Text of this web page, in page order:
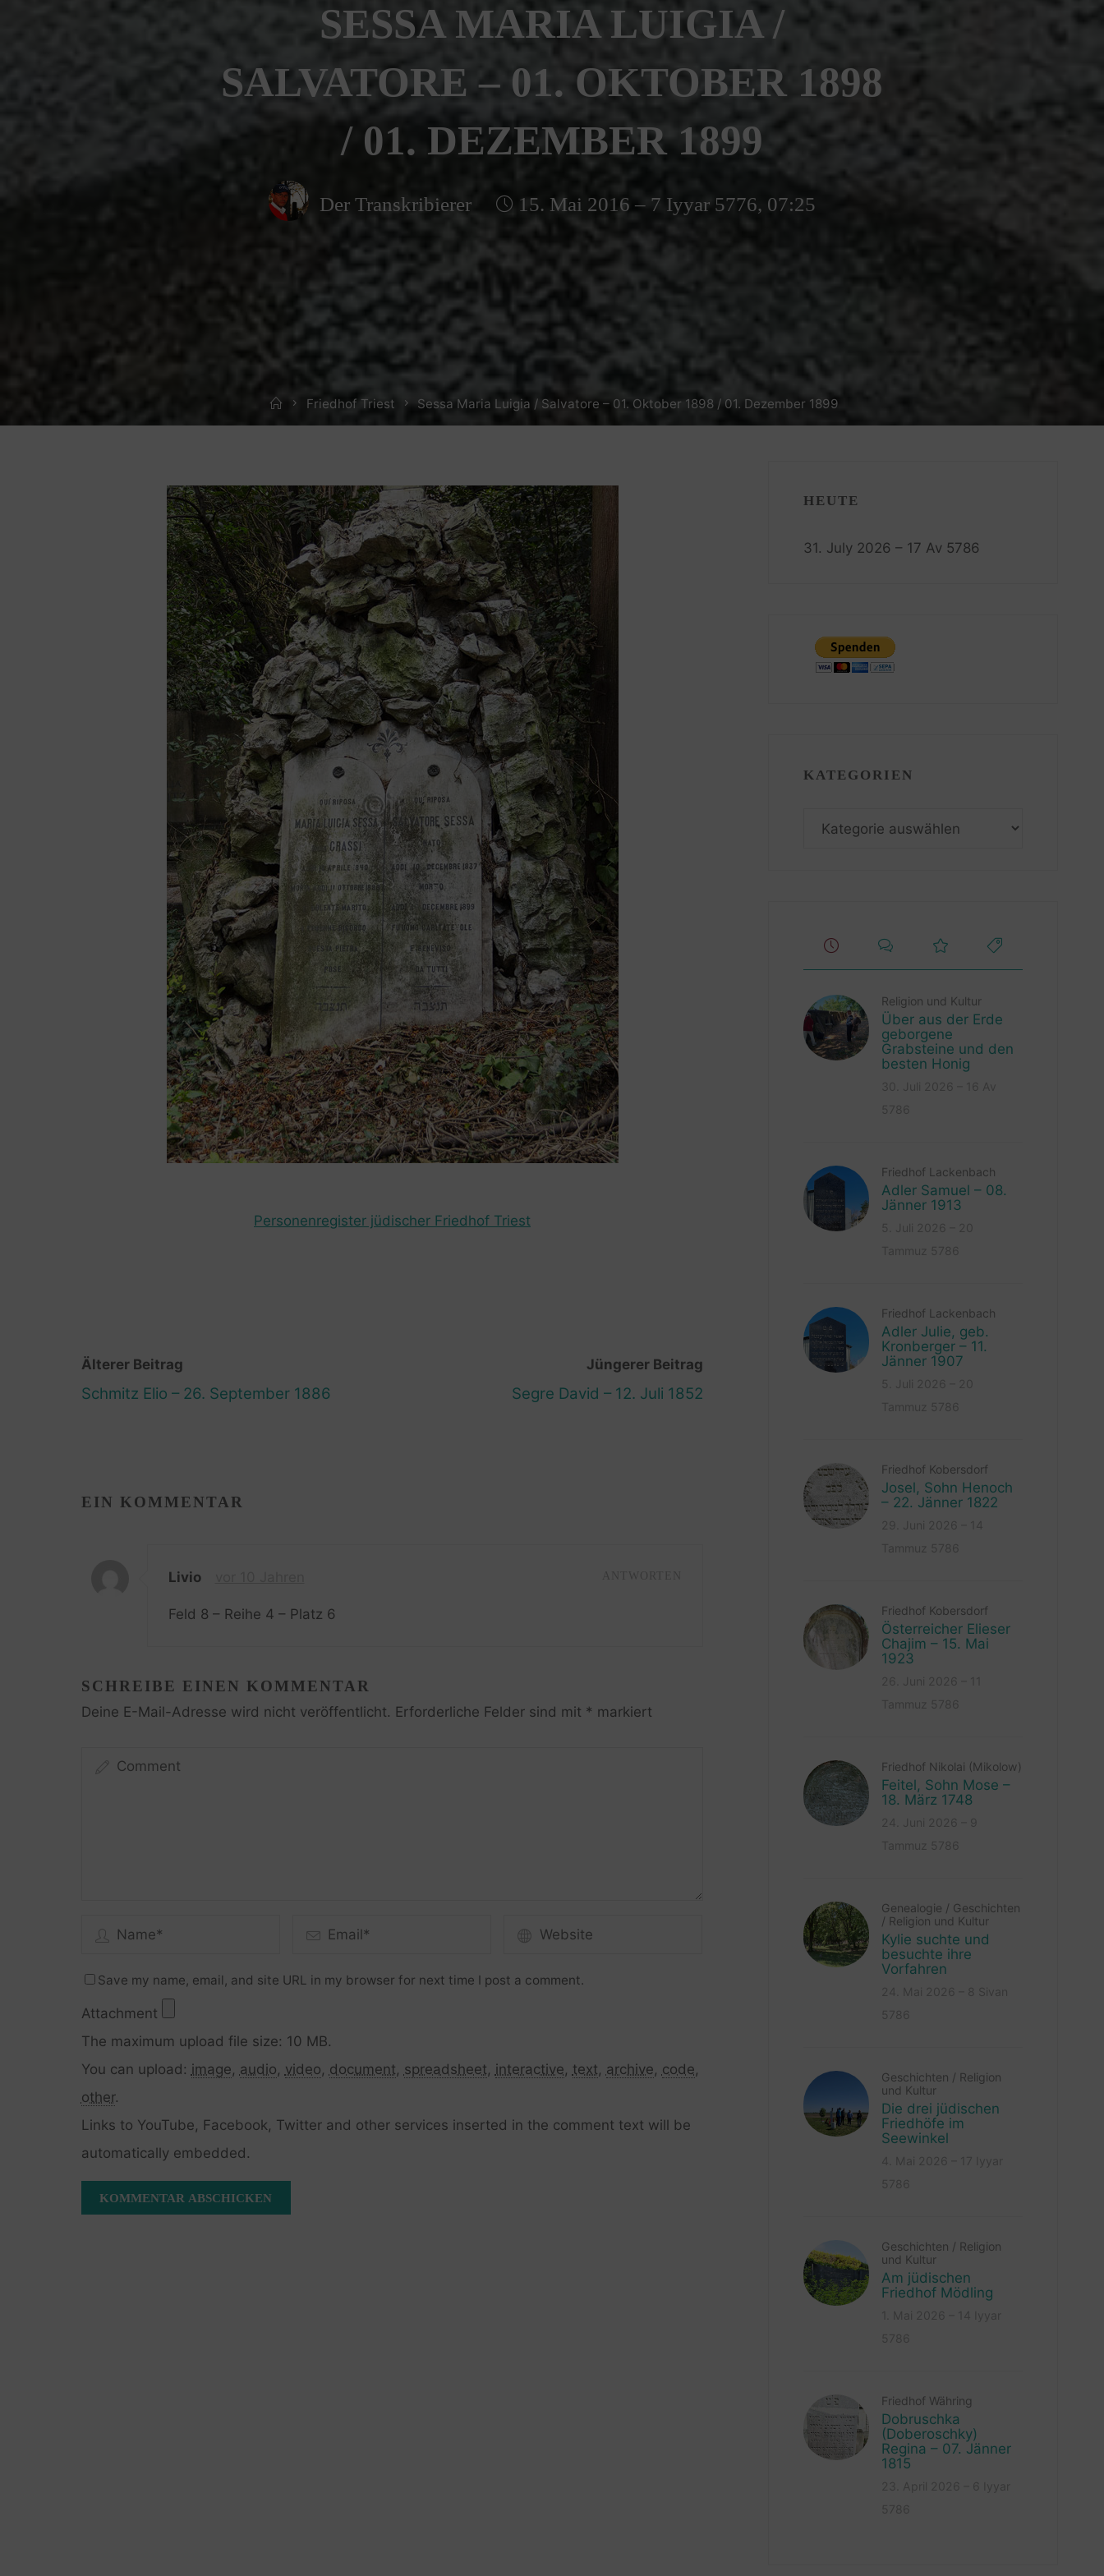
SESSA MARIA LUIGIA /
SALVATORE – 01. OKTOBER 1898
/ 01. DEZEMBER 1899
Der Transkribierer 15. Mai 2016 – 7 Iyyar 5776, 07:25
HomeFriedhof Triest Sessa Maria Luigia / Salvatore – 01. Oktober 1898 / 01. Dezember 1899
Personenregister jüdischer Friedhof Triest
Älterer Beitrag
Schmitz Elio – 26. September 1886
Jüngerer Beitrag
Segre David – 12. Juli 1852
EIN KOMMENTAR
Livio
Feld 8 – Reihe 4 – Platz 6
SCHREIBE EINEN KOMMENTAR
Deine E-Mail-Adresse wird nicht veröffentlicht. Erforderliche Felder sind mit * markiert
Save my name, email, and site URL in my browser for next time I post a comment.
Attachment
The maximum upload file size: 10 MB.
You can upload: image, audio, video, document, spreadsheet, interactive, text, archive, code,
other.
Links to YouTube, Facebook, Twitter and other services inserted in the comment text will be
automatically embedded.
HEUTE
31. July 2026 – 17 Av 5786
KATEGORIEN
Religion und Kultur
Über aus der Erde
geborgene
Grabsteine und den
besten Honig
Friedhof Lackenbach
Adler Samuel – 08.
Jänner 1913
Friedhof Lackenbach
Adler Julie, geb.
Kronberger – 11.
Jänner 1907
Friedhof Kobersdorf
Josel, Sohn Henoch
– 22. Jänner 1822
Friedhof Kobersdorf
Österreicher Elieser
Chajim – 15. Mai
1923
Friedhof Nikolai (Mikolow)
Feitel, Sohn Mose –
18. März 1748
Genealogie / Geschichten
/ Religion und Kultur
Kylie suchte und
besuchte ihre
Vorfahren
Geschichten / Religion
und Kultur
Die drei jüdischen
Friedhöfe im
Seewinkel
Geschichten / Religion
und Kultur
Am jüdischen
Friedhof Mödling
Friedhof Währing
Dobruschka
(Doberoschky)
Regina – 07. Jänner
1815